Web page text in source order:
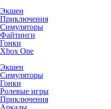
Экшен
Приключения
Симуляторы
Файтинги
Гонки
Xbox One
Экшен
Симуляторы
Гонки
Ролевые игры
Приключения
Аркады